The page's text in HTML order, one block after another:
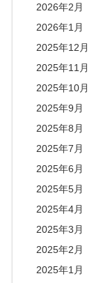
2026年2月
2026年1月
2025年12月
2025年11月
2025年10月
2025年9月
2025年8月
2025年7月
2025年6月
2025年5月
2025年4月
2025年3月
2025年2月
2025年1月